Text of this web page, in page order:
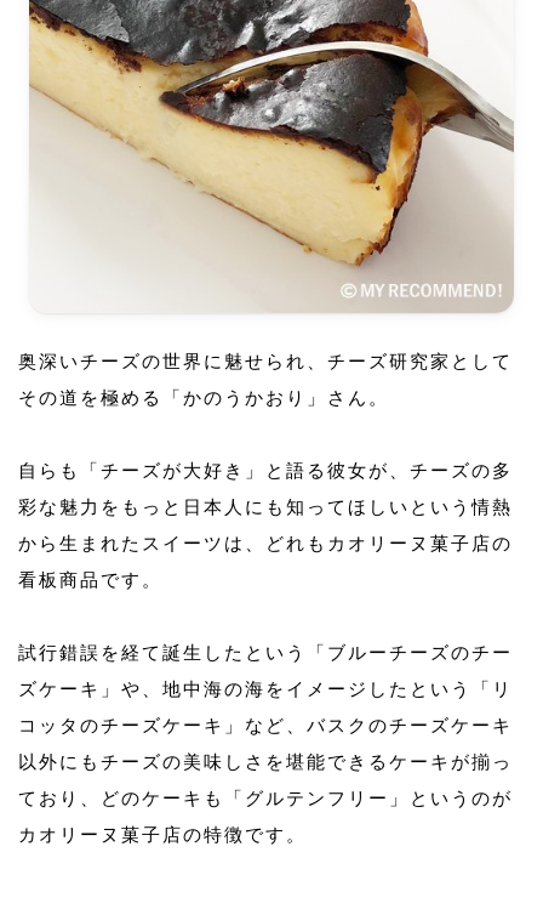
奥深いチーズの世界に魅せられ、チーズ研究家として
その道を極める「かのうかおり」さん。
自らも「チーズが大好き」と語る彼女が、チーズの多
彩な魅力をもっと日本人にも知ってほしいという情熱
から生まれたスイーツは、どれもカオリーヌ菓子店の
看板商品です。
試行錯誤を経て誕生したという「ブルーチーズのチー
ズケーキ」や、地中海の海をイメージしたという「リ
コッタのチーズケーキ」など、バスクのチーズケーキ
以外にもチーズの美味しさを堪能できるケーキが揃っ
ており、どのケーキも「グルテンフリー」というのが
カオリーヌ菓子店の特徴です。